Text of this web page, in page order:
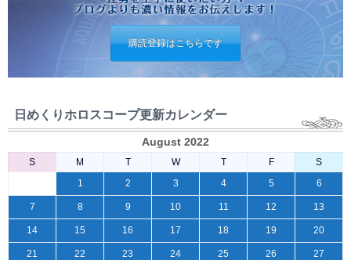
購読登録はこちらです
日めくりホロスコープ更新カレンダー
August 2022
S M T W T F
S
1
2 3 4 5 6
7 8 9 10 11 12 13
14 15 16 17 18 19 20
21 22 23 24 25 26 27